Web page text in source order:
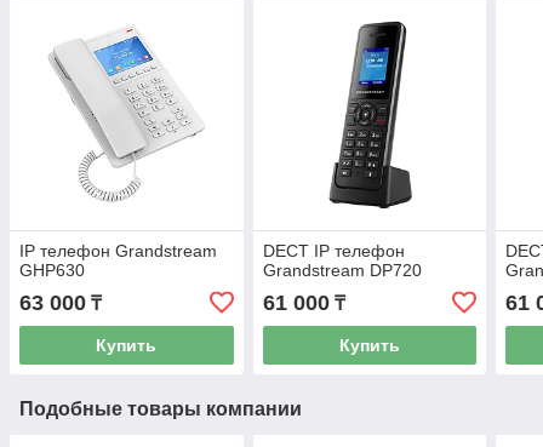
IP телефон Grandstream
GHP630
63 000 ₸
Купить
DECT IP телефон
Grandstream DP720
61 000₸
Купить
61
Подобные товары компании